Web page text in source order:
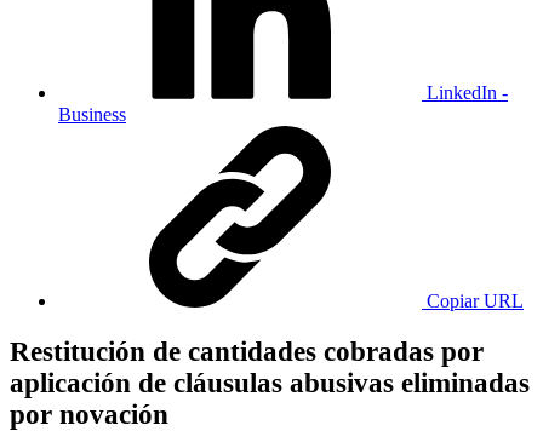
LinkedIn -
Business
Copiar URL
Restitución de cantidades cobradas por
aplicación de cláusulas abusivas eliminadas
por novación